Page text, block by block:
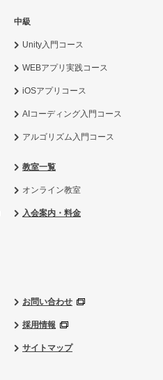
中級
Unity入門コース
WEBアプリ実践コース
iOSアプリコース
AIコーディング入門コース
アルゴリズム入門コース
教室一覧
オンライン教室
入会案内・料金
お問い合わせ
採用情報
サイトマップ